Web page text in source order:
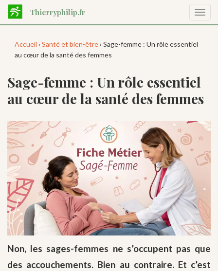
Aller
contenu
Thierryphilip.fr
la
Accueil › Santé et bien-être› Sage-femme : Un rôle essentiel
au cœur de la santé des femmes
Sage-femme : Un rôle essentiel
au cœur de la santé des femmes
Non, les sages-femmes ne s’occupent pas que
des accouchements. Bien au contraire. Et c’est